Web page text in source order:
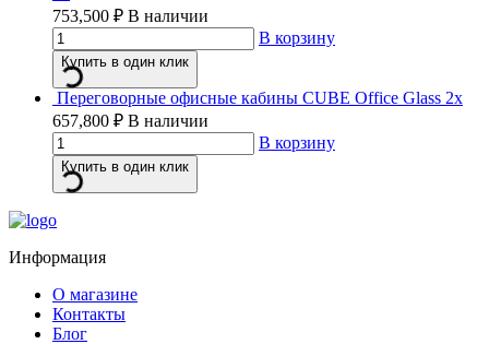
753,500 ₽ В наличии
В корзину
Купить в один клик
Переговорные офисные кабины CUBE Office Glass 2x
657,800 ₽ В наличии
В корзину
Купить в один клик
Информация
О магазине
Контакты
Блог